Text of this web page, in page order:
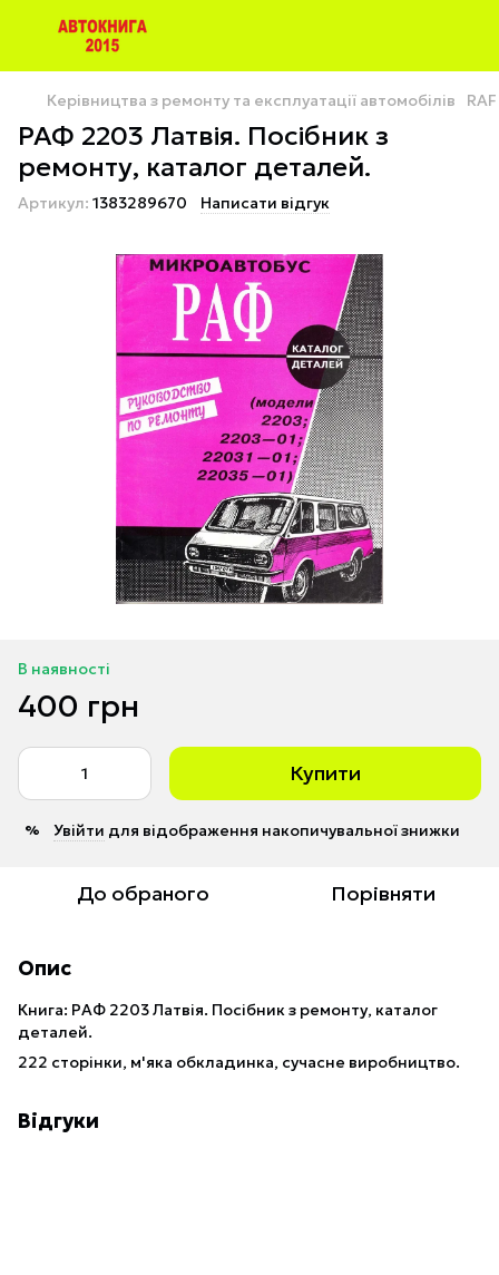
Керівництва з ремонту та експлуатації автомобілів
РАФ 2203 Латвія. Посібник з
ремонту, каталог деталей.
Артикул: 1383289670 Написати відгук
В наявності
400 грн
Купити
% Увійти для відображення накопичувальної знижки
До обраного Порівняти
Опис
Книга: РАФ 2203 Латвія. Посібник з ремонту, каталог
деталей.
222 сторінки, м'яка обкладинка, сучасне виробництво.
Відгуки